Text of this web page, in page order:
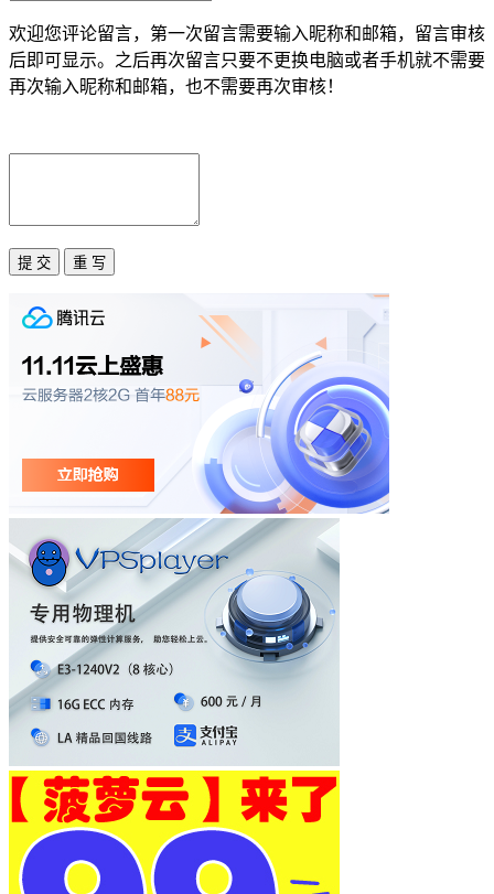
欢迎您评论留言，第一次留言需要输入昵称和邮箱，留言审核
后即可显示。之后再次留言只要不更换电脑或者手机就不需要
再次输入昵称和邮箱，也不需要再次审核！